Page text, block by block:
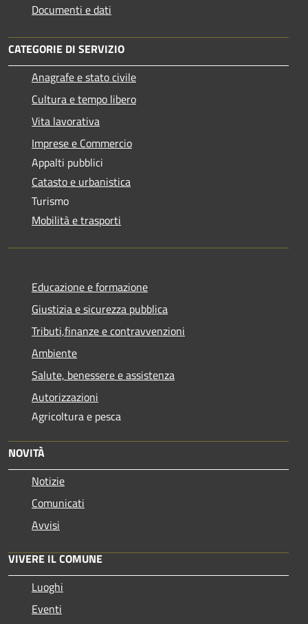
Documenti e dati
CATEGORIE DI SERVIZIO
Anagrafe e stato civile
Cultura e tempo libero
Vita lavorativa
Imprese e Commercio
Appalti pubblici
Catasto e urbanistica
Turismo
Mobilità e trasporti
Educazione e formazione
Giustizia e sicurezza pubblica
Tributi,finanze e contravvenzioni
Ambiente
Salute, benessere e assistenza
Autorizzazioni
Agricoltura e pesca
NOVITÀ
Notizie
Comunicati
Avvisi
VIVERE IL COMUNE
Luoghi
Eventi